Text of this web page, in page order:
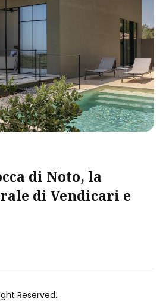
di Noto, la
di Vendicari e
Reserved..